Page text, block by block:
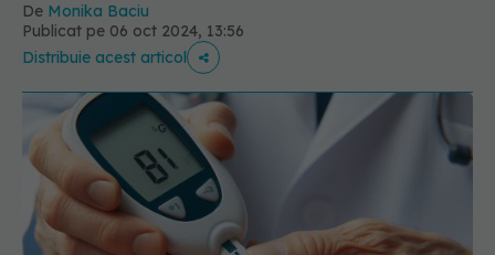
De Monika Baciu
Publicat pe 06 oct 2024, 13:56
Distribuie acest articol